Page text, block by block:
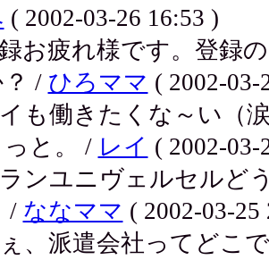
( 2002-03-26 16:53 )
お疲れ様です。登録
/ ひろママ ( 2002-03-
も働きたくな～い（
と。 / レイ ( 2002-03-
ンユニヴェルセルど
/ ななママ ( 2002-03-25
、派遣会社ってどこ